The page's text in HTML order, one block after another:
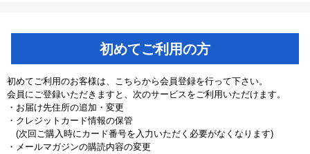
初めてご利用の方
初めてご利用のお客様は、こちらから会員登録を行って下さい。
会員にご登録いただきますと、次のサービスをご利用いただけます。
・お届け先住所の追加・変更
・クレジットカード情報の保管
(次回ご購入時にカード番号を入力いただく必要がなくなります)
・メールマガジンの購読内容の変更